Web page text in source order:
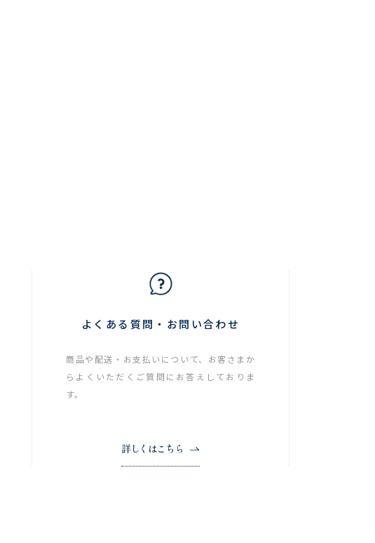
よくある質問・お問い合わせ
商品や配送・お支払いについて、お客さまか
らよくいただくご質問にお答えしておりま
す。
詳しくはこちら